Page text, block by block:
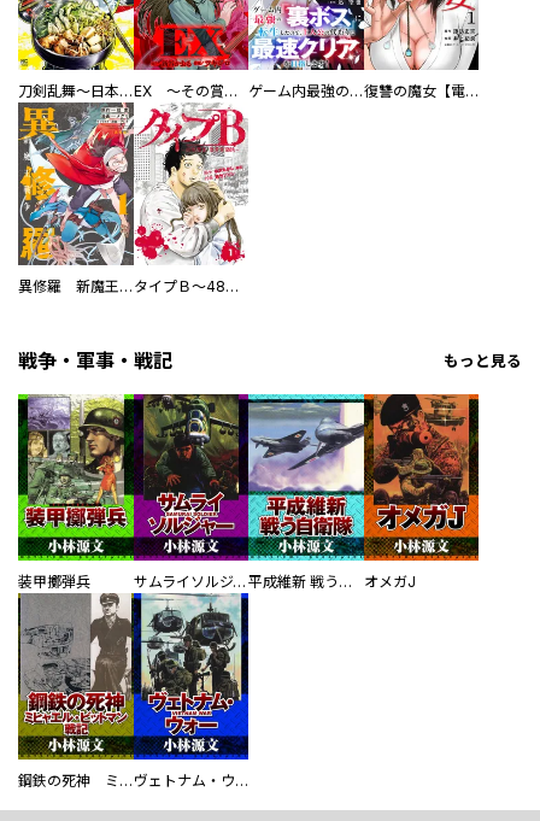
刀剣乱舞～日本号つれづれ酒～ EX ～その賞金稼ぎは、世界の出口を探す～【単行本版】 ゲーム内最強の『裏ボス』に転生したので、主人公の代わりに最速クリアを目指します！【電子単行本版】 復讐の魔女【電子単行本版】
異修羅 新魔王戦争 タイプＢ～48時間後、致死率100％～【単話】
戦争・軍事・戦記 もっと見る
装甲擲弾兵 サムライソルジャー SAMURAI SOLDIER 平成維新 戦う自衛隊 オメガJ
鋼鉄の死神 ミヒャエル・ビットマン戦記 ヴェトナム・ウォー VIETNAM WAR